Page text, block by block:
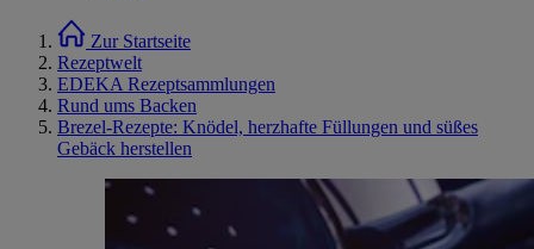
Zur Startseite
Rezeptwelt
EDEKA Rezeptsammlungen
Rund ums Backen
Brezel-Rezepte: Knödel, herzhafte Füllungen und süßes
Gebäck herstellen